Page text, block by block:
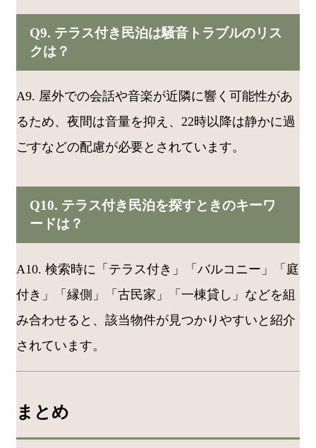
Q9. テラス付き民泊は騒音トラブルのリス
クは？
A9. 屋外での会話や音楽が近隣に響く可能性があ
るため、夜間は音量を抑え、22時以降は静かに過
ごすなどの配慮が必要とされています。
Q10. テラス付き民泊を探すときのキーワ
ードは？
A10. 検索時に「テラス付き」「バルコニー」「庭
付き」「縁側」「古民家」「一棟貸し」などを組
み合わせると、該当物件が見つかりやすいと紹介
されています。
まとめ